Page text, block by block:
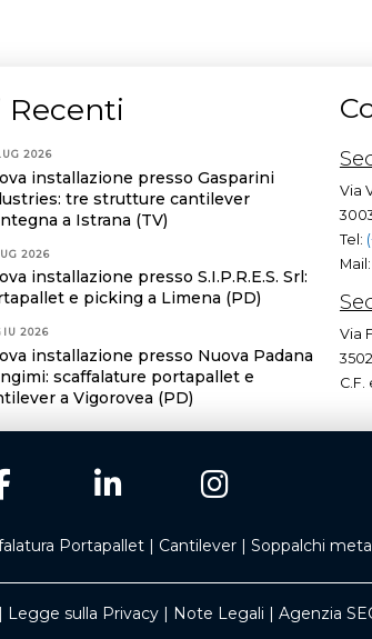
2026
installazione presso Gasparini
tre strutture cantilever
a Istrana (TV)
2026
installazione presso S.I.P.R.E.S. Srl:
e picking a Limena (PD)
2026
installazione presso Nuova Padana
scaffalature portapallet e
a Vigorovea (PD)
Via
Tel:
Mail:
Via
C.F.
Portapallet | Cantilever | Soppalchi
Legge sulla Privacy | Note Legali | Agenzia